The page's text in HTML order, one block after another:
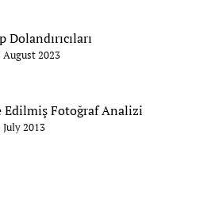
Dolandırıcıları
August 2023
Edilmiş Fotoğraf Analizi
2013